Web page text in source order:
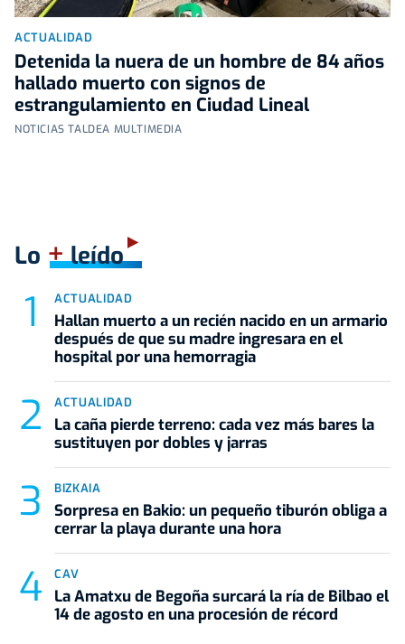
ACTUALIDAD
Detenida la nuera de un hombre de 84 años
hallado muerto con signos de
estrangulamiento en Ciudad Lineal
NOTICIAS TALDEA MULTIMEDIA
Lo +leído
ACTUALIDAD
Hallan muerto a un recién nacido en un armario
después de que su madre ingresara en el
hospital por una hemorragia
ACTUALIDAD
La caña pierde terreno: cada vez más bares la
sustituyen por dobles y jarras
BIZKAIA
Sorpresa en Bakio: un pequeño tiburón obliga a
cerrar la playa durante una hora
CAV
La Amatxu de Begoña surcará la ría de Bilbao el
14 de agosto en una procesión de récord